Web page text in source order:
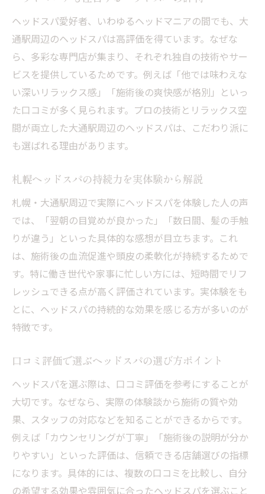
ヘッドスパ愛好者、いわゆるヘッドマニアの間でも、大
通駅周辺のヘッドスパは高評価を得ています。なぜな
ら、多彩な専門店が集まり、それぞれ独自の技術やサー
ビスを提供しているためです。例えば「他では味わえな
い深いリラックス感」「施術後の爽快感が格別」といっ
た口コミが多く見られます。プロの技術とリラックス空
間が両立した大通駅周辺のヘッドスパは、こだわり派に
も選ばれる理由があります。
札幌ヘッドスパの持続力を実体験から解説
札幌・大通駅周辺で実際にヘッドスパを体験した人の声
では、「翌朝の目覚めが良かった」「数日間、髪の手触
りが違う」といった具体的な感想が目立ちます。これ
は、施術後の血流促進や頭皮の柔軟化が持続するためで
す。特に働き世代や家事に忙しい方には、短時間でリフ
レッシュできる点が高く評価されています。実体験をも
とに、ヘッドスパの持続的な効果を感じる方が多いのが
特徴です。
口コミ評価で選ぶヘッドスパの選び方ポイント
ヘッドスパを選ぶ際は、口コミ評価を参考にすることが
大切です。なぜなら、実際の体験談から施術の質や効
果、スタッフの対応などを知ることができるからです。
例えば「カウンセリングが丁寧」「施術後の説明が分か
りやすい」といった評価は、信頼できる店舗選びの指標
になります。具体的には、複数の口コミを比較し、自分
の希望する効果や雰囲気に合ったヘッドスパを選ぶこと